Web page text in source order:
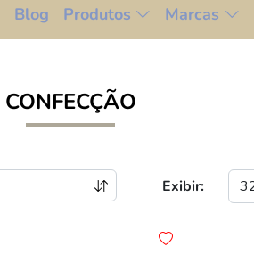
Blog Produtos Marcas
CONFECÇÃO
Exibir: